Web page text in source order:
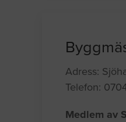
Adress:
Telefon:
Medlem av